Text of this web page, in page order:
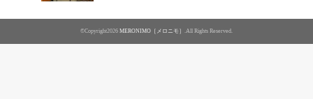
©Copyright2026 MERONIMO［メロニモ］ .All Rights Reserved.